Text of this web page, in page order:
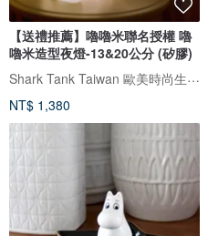
【送禮推薦】嚕嚕米聯名授權 嚕
嚕米造型夜燈-13&20公分 (矽膠)
Shark Tank Taiwan 歐美時尚生活網
NT$ 1,380